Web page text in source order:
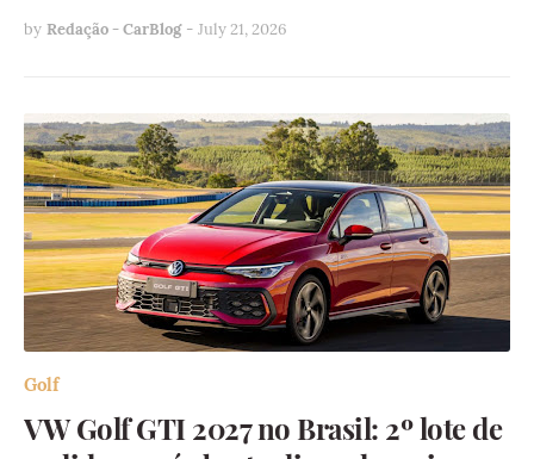
by Redação - CarBlog - July 21, 2026
Golf
VW Golf GTI 2027 no Brasil: 2º lote de